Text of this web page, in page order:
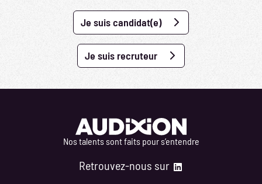
Je suis candidat(e)
Je suis recruteur
Nos talents sont faits pour s’entendre
Retrouvez-nous sur